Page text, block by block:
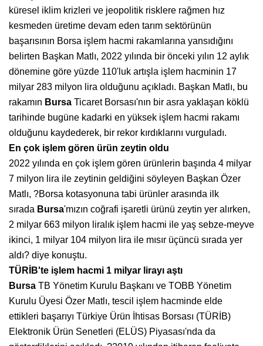
küresel iklim krizleri ve jeopolitik risklere rağmen hız
kesmeden üretime devam eden tarım sektörünün
başarısının Borsa işlem hacmi rakamlarına yansıdığını
belirten Başkan Matlı, 2022 yılında bir önceki yılın 12 aylık
dönemine göre yüzde 110'luk artışla işlem hacminin 17
milyar 283 milyon lira olduğunu açıkladı. Başkan Matlı, bu
rakamın Bursa Ticaret Borsası'nın bir asra yaklaşan köklü
tarihinde bugüne kadarki en yüksek işlem hacmi rakamı
olduğunu kaydederek, bir rekor kırdıklarını vurguladı.
En çok işlem gören ürün zeytin oldu
2022 yılında en çok işlem gören ürünlerin başında 4 milyar
7 milyon lira ile zeytinin geldiğini söyleyen Başkan Özer
Matlı, ?Borsa kotasyonuna tabi ürünler arasında ilk
sırada Bursa'mızın coğrafi işaretli ürünü zeytin yer alırken,
2 milyar 663 milyon liralık işlem hacmi ile yaş sebze-meyve
ikinci, 1 milyar 104 milyon lira ile mısır üçüncü sırada yer
aldı? diye konuştu.
TÜRİB'te işlem hacmi 1 milyar lirayı aştı
Bursa TB Yönetim Kurulu Başkanı ve TOBB Yönetim
Kurulu Üyesi Özer Matlı, tescil işlem hacminde elde
ettikleri başarıyı Türkiye Ürün İhtisas Borsası (TÜRİB)
Elektronik Ürün Senetleri (ELÜS) Piyasası'nda da